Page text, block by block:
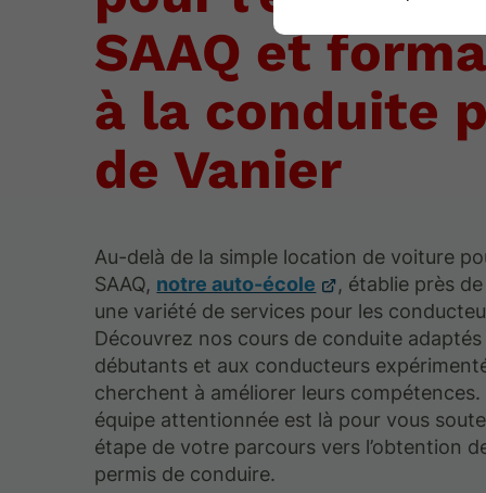
SAAQ et
à la conduite
de Vanier
Au-delà de la simple location de voiture
SAAQ, notre auto-école
, établie près
une variété de services pour les
Découvrez nos cours de conduite adaptés
débutants et aux conducteurs
cherchent à améliorer leurs
équipe attentionnée est là pour vous
étape de votre parcours vers l’obtention
permis de conduire.